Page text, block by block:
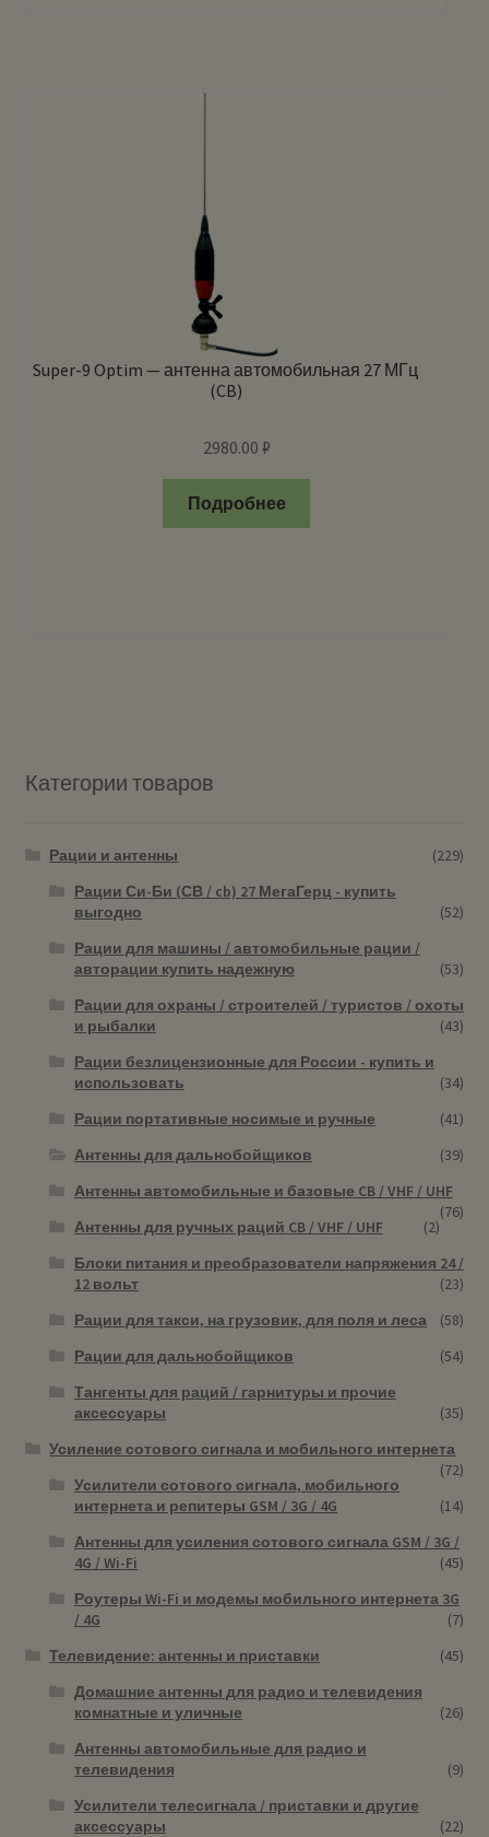
Super-9 Optim — антенна автомобильная 27 МГц
(CB)
2980.00 ₽
Подробнее
Категории товаров
Рации и антенны
(229)
Рации Си-Би (СВ / cb) 27 МегаГерц - купить
выгодно
(52)
Рации для машины / автомобильные рации /
авторации купить надежную
(53)
Рации для охраны / строителей / туристов / охоты
и рыбалки
(43)
Рации безлицензионные для России - купить и
использовать
(34)
Рации портативные носимые и ручные
(41)
Антенны для дальнобойщиков
(39)
Антенны автомобильные и базовые CB / VHF / UHF
(76)
Антенны для ручных раций CB / VHF / UHF
(2)
Блоки питания и преобразователи напряжения 24 /
12 вольт
(23)
Рации для такси, на грузовик, для поля и леса
(58)
Рации для дальнобойщиков
(54)
Тангенты для раций / гарнитуры и прочие
аксессуары
(35)
Усиление сотового сигнала и мобильного интернета
(72)
Усилители сотового сигнала, мобильного
интернета и репитеры GSM / 3G / 4G
(14)
Антенны для усиления сотового сигнала GSM / 3G /
4G / Wi-Fi
(45)
Роутеры Wi-Fi и модемы мобильного интернета 3G
/ 4G
(7)
Телевидение: антенны и приставки
(45)
Домашние антенны для радио и телевидения
комнатные и уличные
(26)
Антенны автомобильные для радио и
телевидения
(9)
Усилители телесигнала / приставки и другие
аксессуары
(22)